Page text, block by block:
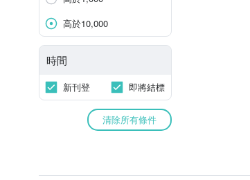
高於10,000
時間
新刊登 即將結標
清除所有條件